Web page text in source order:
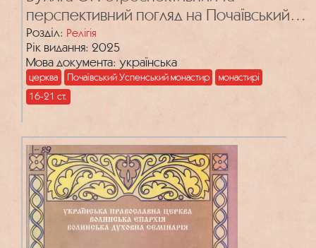
перспективний погляд на Почаївський
монастир: значущість в українському
просторі
Розділ: Релігія
Рік видання: 2025
Мова документа: українська
церква Почаївський Успенський монастир
монастирі
16-21 ст.